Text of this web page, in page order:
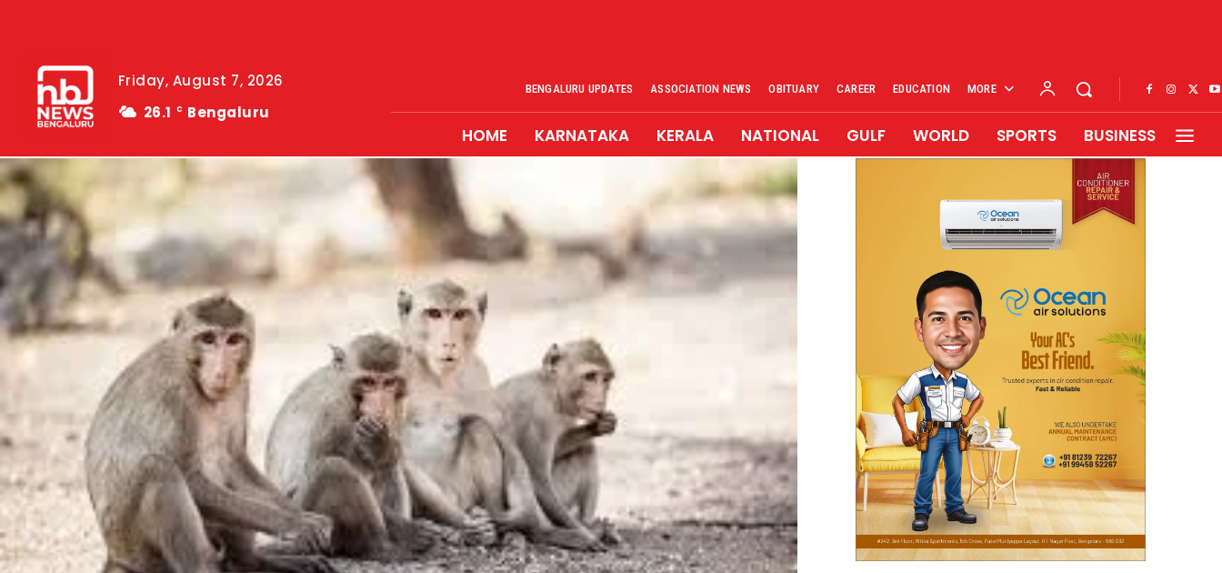
Friday, August 7, 2026
26.1
C Bengaluru
BENGALURU UPDATES ASSOCIATION NEWS OBITUARY CAREER EDUCATION MORE
HOME KARNATAKA KERALA NATIONAL GULF WORLD SPORTS BUSINESS